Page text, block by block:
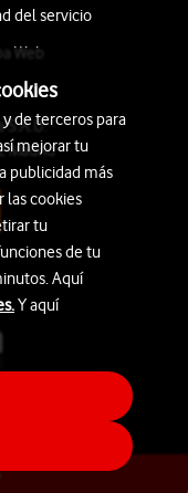
del servicio
Web
S.A.U.
Madrid
de terceros para
mejorar tu
publicidad más
las cookies
tu
de tu
Aquí
Y aquí